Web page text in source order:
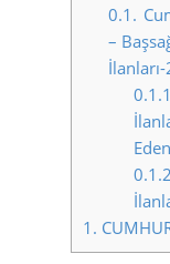
0.1.
–
1.